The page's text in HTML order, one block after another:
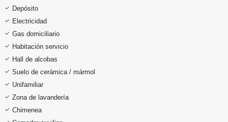
Depósito
Electricidad
Gas domiciliario
Habitación servicio
Hall de alcobas
Suelo de cerámica / mármol
Unifamiliar
Zona de lavandería
Chimenea